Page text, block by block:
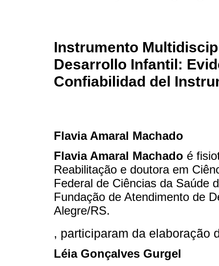
Instrumento
Desarrollo Infantil:
Confiabilidad del
Flavia Amaral Machado
Flavia Amaral Machado é
Reabilitação e doutora em
Federal de Ciências da Saúde
Fundação de Atendimento de
Alegre/RS.
, participaram da elaboração
Léia Gonçalves Gurgel